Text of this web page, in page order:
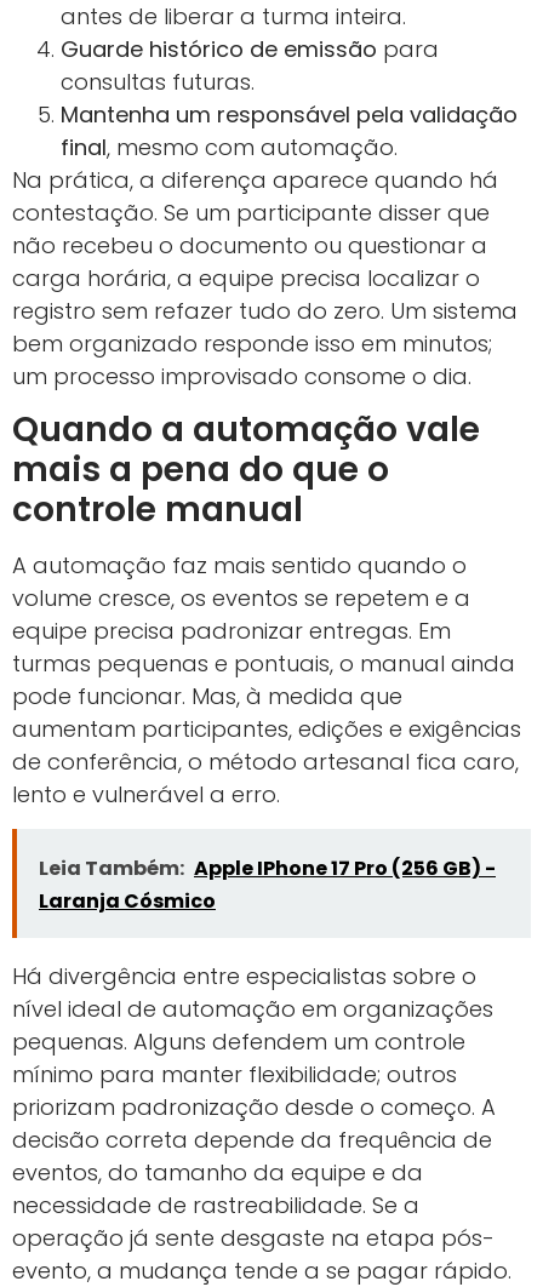
antes de liberar a turma inteira.
Guarde histórico de emissão para
consultas futuras.
Mantenha um responsável pela validação
final, mesmo com automação.
Na prática, a diferença aparece quando há
contestação. Se um participante disser que
não recebeu o documento ou questionar a
carga horária, a equipe precisa localizar o
registro sem refazer tudo do zero. Um sistema
bem organizado responde isso em minutos;
um processo improvisado consome o dia.
Quando a automação vale
mais a pena do que o
controle manual
A automação faz mais sentido quando o
volume cresce, os eventos se repetem e a
equipe precisa padronizar entregas. Em
turmas pequenas e pontuais, o manual ainda
pode funcionar. Mas, à medida que
aumentam participantes, edições e exigências
de conferência, o método artesanal fica caro,
lento e vulnerável a erro.
Leia Também: Apple IPhone 17 Pro (256 GB) -
Laranja Cósmico
Há divergência entre especialistas sobre o
nível ideal de automação em organizações
pequenas. Alguns defendem um controle
mínimo para manter flexibilidade; outros
priorizam padronização desde o começo. A
decisão correta depende da frequência de
eventos, do tamanho da equipe e da
necessidade de rastreabilidade. Se a
operação já sente desgaste na etapa pós-
evento, a mudança tende a se pagar rápido.